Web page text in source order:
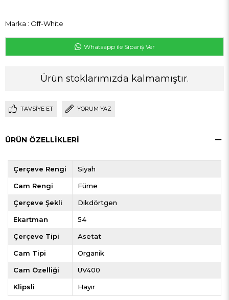
Marka : Off-White
Whatsapp ile Sipariş Ver
Ürün stoklarımızda kalmamıştır.
TAVSIYE ET YORUM YAZ
ÜRÜN ÖZELLIKLERI
Çerçeve Rengi Siyah
Cam Rengi Füme
Çerçeve Şekli Dikdörtgen
Ekartman 54
Çerçeve Tipi Asetat
Cam Tipi Organik
Cam Özelliği UV400
Klipsli Hayır